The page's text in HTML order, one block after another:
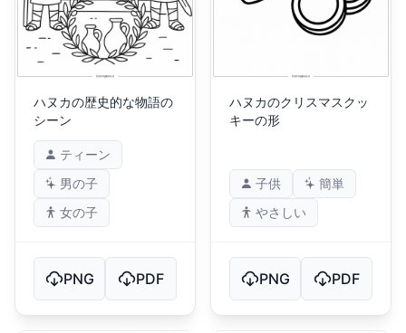
ハヌカの歴史的な物語の
シーン
ティーン
男の子
女の子
PNG PDF
ハヌカのクリスマスクッ
キーの形
子供
簡単
やさしい
PNG PDF